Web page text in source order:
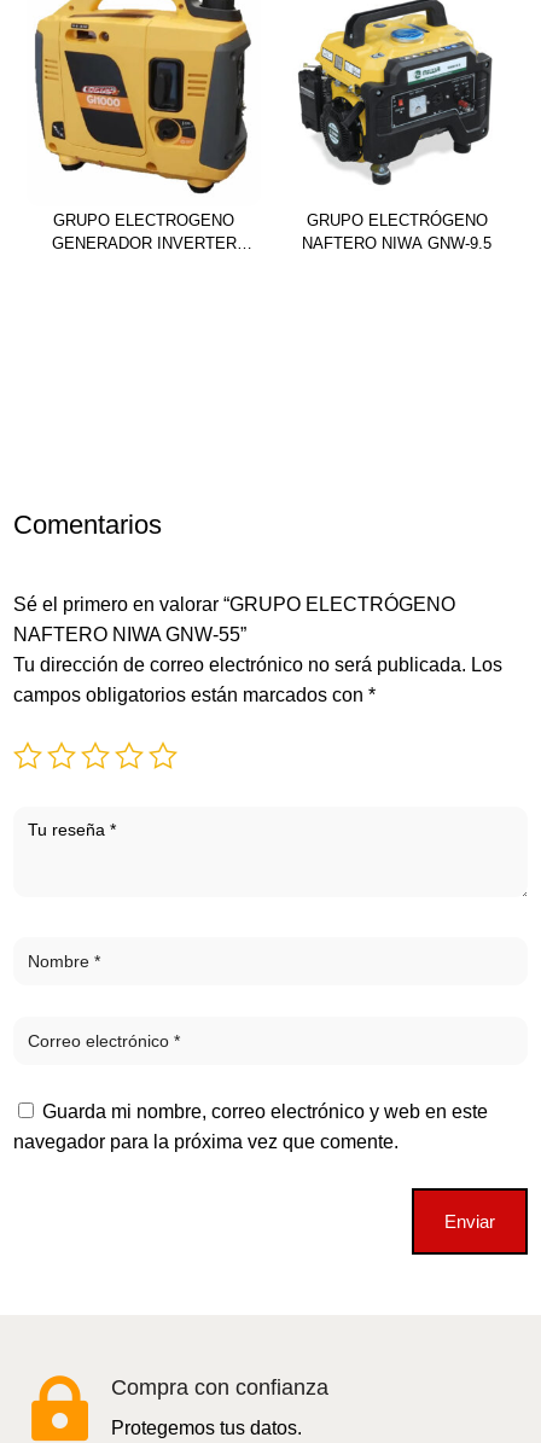
GRUPO ELECTROGENO
GENERADOR INVERTER
GRUPO ELECTRÓGENO
NAFTERO NIWA GNW-9.5
Comentarios
Sé el primero en valorar “GRUPO ELECTRÓGENO
NAFTERO NIWA GNW-55”
Tu dirección de correo electrónico no será publicada. Los
campos obligatorios están marcados con*
Guarda mi nombre, correo electrónico y web en este
navegador para la próxima vez que comente.
Enviar
 Compra con confianza
Protegemos tus datos.